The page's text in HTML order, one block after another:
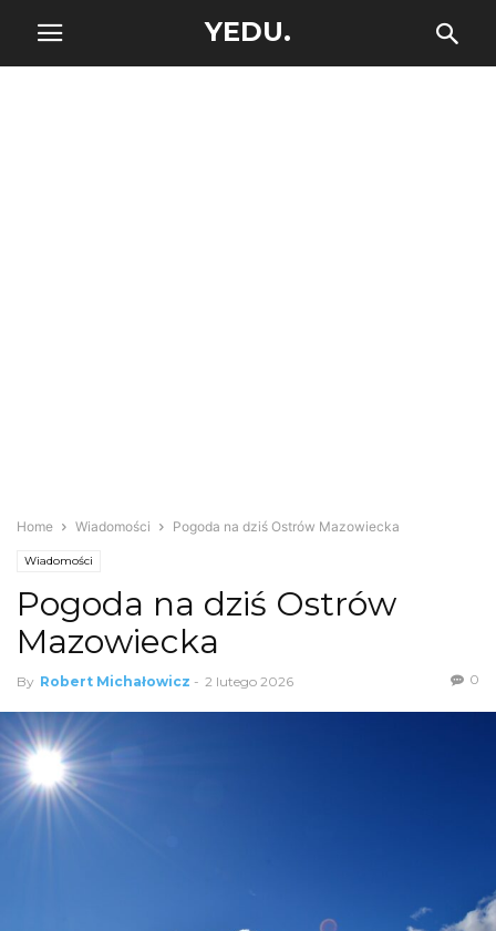
YEDU.
Home Wiadomości Pogoda na dziś Ostrów Mazowiecka
Wiadomości
Pogoda na dziś Ostrów
Mazowiecka
By Robert Michałowicz - 2 lutego 2026 0